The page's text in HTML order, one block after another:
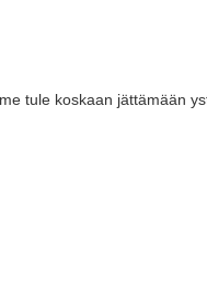
tule koskaan jättämään